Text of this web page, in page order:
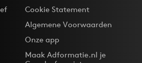
Cookie Statement
Algemene Voorwaarden
Onze app
Maak Adformatie.nl je